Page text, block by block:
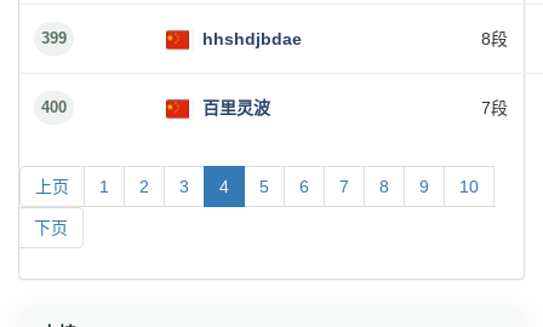
399 hhshdjbdae 8段
400 百里灵波 7段
上页 1 2 3 4 5 6 7 8 9 10
下页